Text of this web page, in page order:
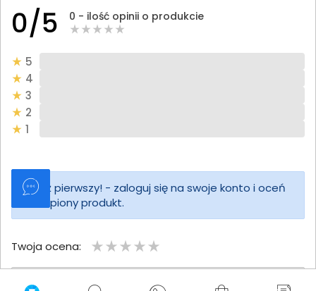
0/5 0 - ilość opinii o produkcie
5
4
3
2
1
Bądź pierwszy! - zaloguj się na swoje konto i oceń
zakupiony produkt.
Twoja ocena:
Twoje imię